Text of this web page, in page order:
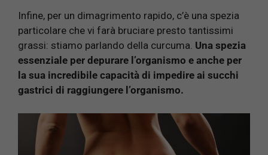
Infine, per un dimagrimento rapido, c’è una spezia
particolare che vi farà bruciare presto tantissimi
grassi: stiamo parlando della curcuma. Una spezia
essenziale per depurare l’organismo e anche per
la sua incredibile capacità di impedire ai succhi
gastrici di raggiungere l’organismo.